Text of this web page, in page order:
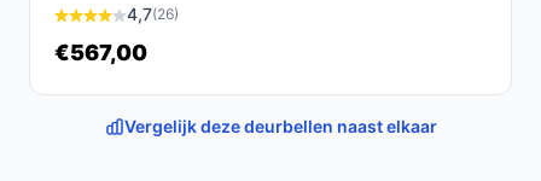
4,7(26)
€567,00
Vergelijk deze deurbellen naast elkaar